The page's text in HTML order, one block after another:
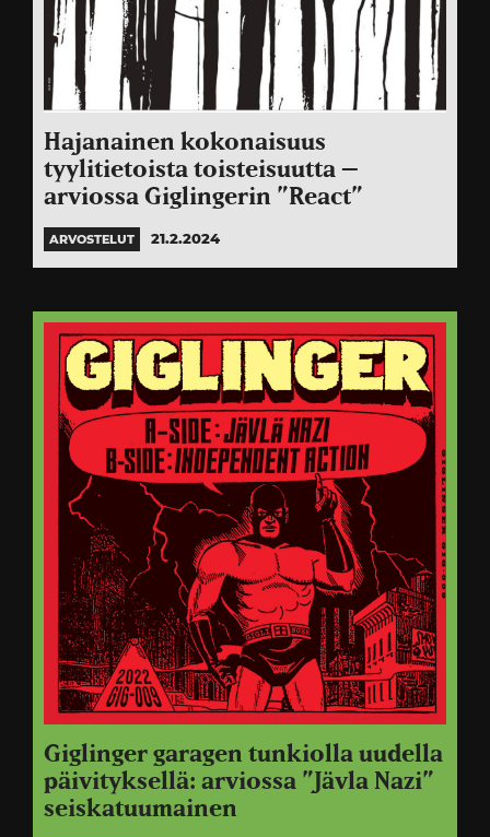
Hajanainen kokonaisuus
tyylitietoista toisteisuutta –
arviossa Giglingerin ”React”
ARVOSTELUT 21.2.2024
Giglinger garagen tunkiolla uudella
päivityksellä: arviossa ”Jävla Nazi”
seiskatuumainen